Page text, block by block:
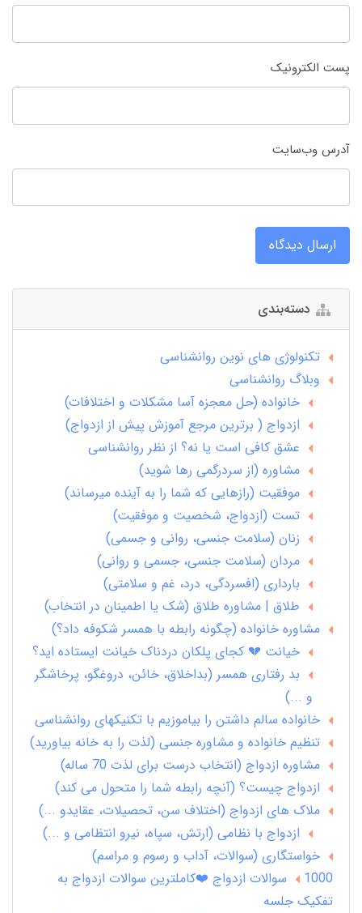
پست الکترونیک
آدرس وب‌سایت
ارسال دیدگاه
دسته‌بندی
تکنولوژی های نوین روانشناسی
وبلاگ روانشناسی
خانواده (حل معجزه آسا مشکلات و اختلافات)
ازدواج ( برترین مرجع آموزش پیش از ازدواج)
عشق کافی است یا نه؟ از نظر روانشناسی
مشاوره (از سردرگمی رها شوید)
موفقیت (رازهایی که شما را به آینده میرساند)
تست (ازدواج، شخصیت و موفقیت)
زنان (سلامت جنسی، روانی و جسمی)
مردان (سلامت جنسی، جسمی و روانی)
بارداری (افسردگی، درد، غم و سلامتی)
طلاق | مشاوره طلاق (شک یا اطمینان در انتخاب)
مشاوره خانواده (چگونه رابطه با همسر شکوفه داد؟)
خیانت 💔 کجای پلکان دردناک خیانت ایستاده اید؟
بد رفتاری همسر (بداخلاق، خائن، دروغگو، پرخاشگر
و ...)
خانواده سالم داشتن را بیاموزیم با تکنیکهای روانشناسی
تنظیم خانواده و مشاوره جنسی (لذت را به خانه بیاورید)
مشاوره ازدواج (انتخاب درست برای لذت 70 ساله)
ازدواج چیست؟ (آنچه رابطه شما را متحول می کند)
ملاک های ازدواج (اختلاف سن، تحصیلات، عقایدو ...)
ازدواج با نظامی (ارتش، سپاه، نیرو انتظامی و ...)
خواستگاری (سوالات، آداب و رسوم و مراسم)
1000 سوالات ازدواج ❤️کاملترین سوالات ازدواج به
تفکیک جلسه